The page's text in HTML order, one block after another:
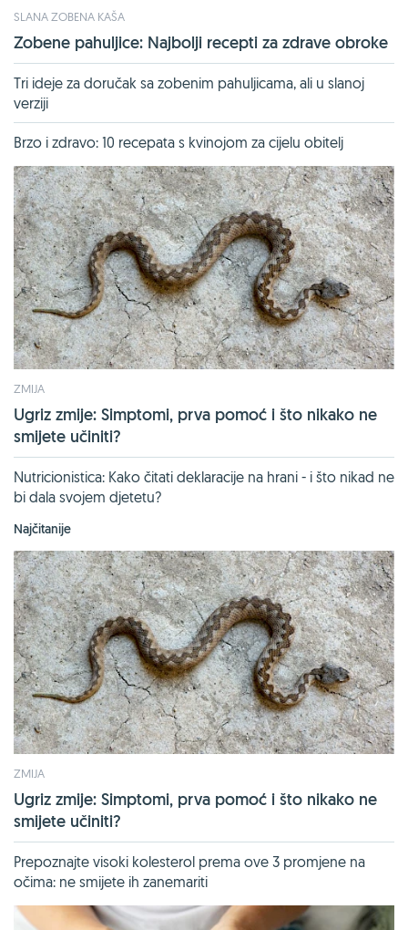
SLANA ZOBENA KAŠA
Zobene pahuljice: Najbolji recepti za zdrave obroke
Tri ideje za doručak sa zobenim pahuljicama, ali u slanoj
verziji
Brzo i zdravo: 10 recepata s kvinojom za cijelu obitelj
ZMIJA
Ugriz zmije: Simptomi, prva pomoć i što nikako ne
smijete učiniti?
Nutricionistica: Kako čitati deklaracije na hrani - i što nikad ne
bi dala svojem djetetu?
Najčitanije
ZMIJA
Ugriz zmije: Simptomi, prva pomoć i što nikako ne
smijete učiniti?
Prepoznajte visoki kolesterol prema ove 3 promjene na
očima: ne smijete ih zanemariti